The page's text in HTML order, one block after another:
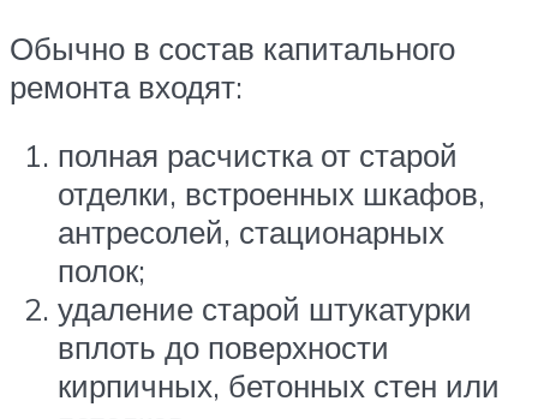
Обычно в состав капитального
ремонта входят:
полная расчистка от старой
отделки, встроенных шкафов,
антресолей, стационарных
полок;
удаление старой штукатурки
вплоть до поверхности
кирпичных, бетонных стен или